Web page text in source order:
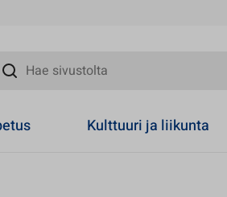
sivustolta
Kulttuuri ja liikunta